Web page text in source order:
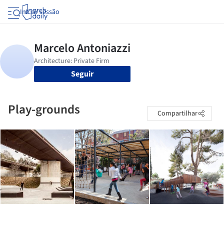
Iniciar sessão
Seguir
Play-grounds Compartilhar